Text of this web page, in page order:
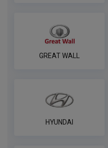
пин
ПОД ЗАКАЗ
по
Комплект
GREAT WALL
HYUNDAI